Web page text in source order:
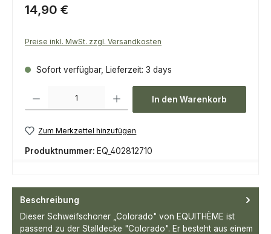
Regulärer Preis:
14,90 €
Preise inkl. MwSt. zzgl. Versandkosten
Sofort verfügbar, Lieferzeit: 3 days
In den Warenkorb
Zum Merkzettel hinzufügen
Produktnummer: EQ_402812710
Beschreibung
Dieser Schweifschoner „Colorado" von EQUITHÈME ist
passend zu der Stalldecke "Colorado". Er besteht aus einem